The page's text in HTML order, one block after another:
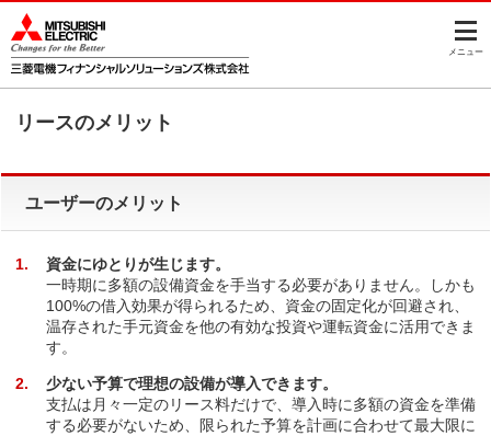
メニュー
リースのメリット
ユーザーのメリット
1
資金にゆとりが生じます。
一時期に多額の設備資金を手当する必要がありません。しかも
100%の借入効果が得られるため、資金の固定化が回避され、
温存された手元資金を他の有効な投資や運転資金に活用できま
す。
2
少ない予算で理想の設備が導入できます。
支払は月々一定のリース料だけで、導入時に多額の資金を準備
する必要がないため、限られた予算を計画に合わせて最大限に